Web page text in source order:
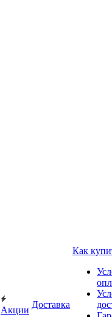
Акции
Доставка
Как